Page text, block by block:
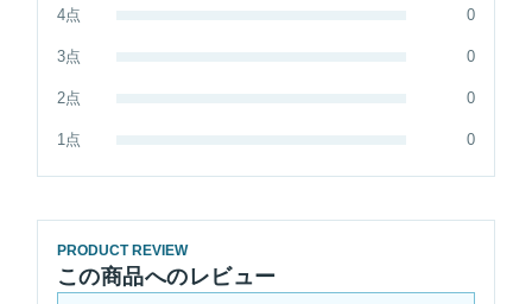
4点 0
3点 0
2点 0
1点 0
PRODUCT REVIEW
この商品へのレビュー